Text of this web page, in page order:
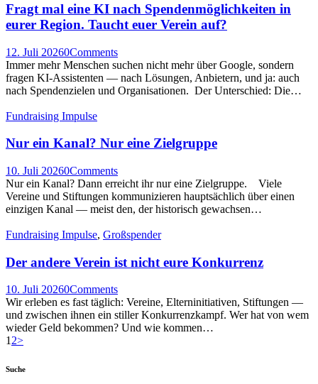
Fragt mal eine KI nach Spendenmöglichkeiten in
eurer Region. Taucht euer Verein auf?
12. Juli 20260Comments
Immer mehr Menschen suchen nicht mehr über Google, sondern
fragen KI-Assistenten — nach Lösungen, Anbietern, und ja: auch
nach Spendenzielen und Organisationen. Der Unterschied: Die…
Fundraising Impulse
Nur ein Kanal? Nur eine Zielgruppe
10. Juli 20260Comments
Nur ein Kanal? Dann erreicht ihr nur eine Zielgruppe. Viele
Vereine und Stiftungen kommunizieren hauptsächlich über einen
einzigen Kanal — meist den, der historisch gewachsen…
Fundraising Impulse, Großspender
Der andere Verein ist nicht eure Konkurrenz
10. Juli 20260Comments
Wir erleben es fast täglich: Vereine, Elterninitiativen, Stiftungen —
und zwischen ihnen ein stiller Konkurrenzkampf. Wer hat von wem
wieder Geld bekommen? Und wie kommen…
Seitennummerierung
der
Page
1Page
2>
Suche